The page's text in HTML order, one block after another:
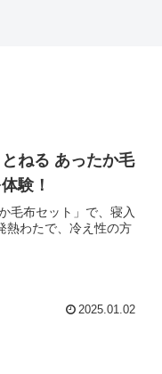
ねる あったか毛
験！
毛布セット」で、寝入
熱わたで、冷え性の方
2025.01.02